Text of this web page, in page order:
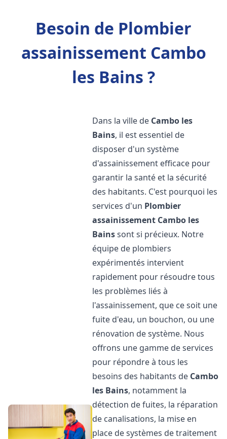
Besoin de Plombier
assainissement Cambo
les Bains ?
Dans la ville de Cambo les
Bains, il est essentiel de
disposer d'un système
d'assainissement efficace pour
garantir la santé et la sécurité
des habitants. C'est pourquoi les
services d'un Plombier
assainissement Cambo les
Bainssont si précieux. Notre
équipe de plombiers
expérimentés intervient
rapidement pour résoudre tous
les problèmes liés à
l'assainissement, que ce soit une
fuite d'eau, un bouchon, ou une
rénovation de système. Nous
offrons une gamme de services
pour répondre à tous les
besoins des habitants de Cambo
les Bains, notamment la
détection de fuites, la réparation
de canalisations, la mise en
place de systèmes de traitement